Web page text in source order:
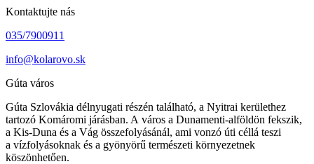
Kontaktujte nás
035/7900911
info@kolarovo.sk
Gúta város
Gúta Szlovákia délnyugati részén található, a Nyitrai kerülethez
tartozó Komáromi járásban. A város a Dunamenti-alföldön fekszik,
a Kis-Duna és a Vág összefolyásánál, ami vonzó úti céllá teszi
a vízfolyásoknak és a gyönyörű természeti környezetnek
köszönhetően.